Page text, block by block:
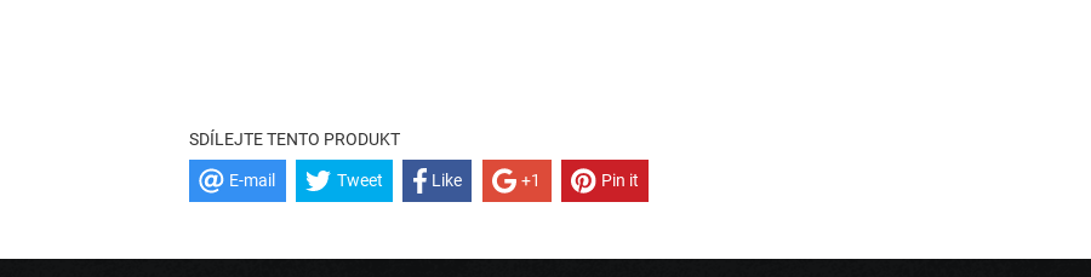
SDÍLEJTE TENTO PRODUKT
E-mail Tweet Like +1 Pin it